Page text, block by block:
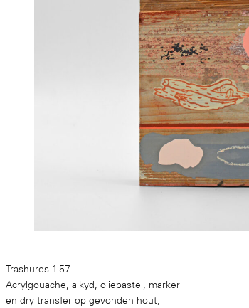
Trashures 1.57
Acrylgouache, alkyd, oliepastel, marker
en dry transfer op gevonden hout,